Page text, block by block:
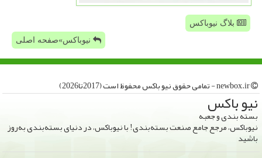
بلاگ نیوباکس
نیوباکس»صفحه اصلی
نیو باكس
بسته بندی و جعبه
نیوباکس، مرجع جامع صنعت بسته‌بندی! با نیوباکس، در دنیای بسته‌بندی به‌روز
باشید